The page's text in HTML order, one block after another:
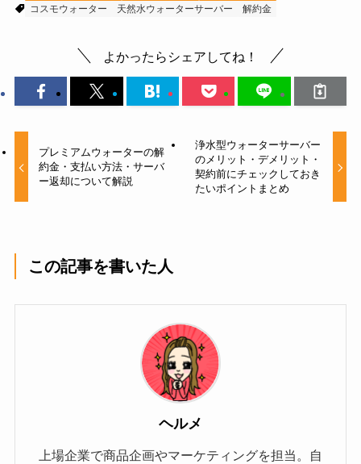
コスモウォーター
天然水ウォーターサーバー 解約金
よかったらシェアしてね！
プレミアムウォーターの解
約金・支払い方法・サーバ
ー返却について解説
浄水型ウォーターサーバー
のメリット・デメリット・
契約前にチェックしておき
たいポイントまとめ
この記事を書いた人
ヘルメ
上場企業で商品企画やマーケティングを担当。自